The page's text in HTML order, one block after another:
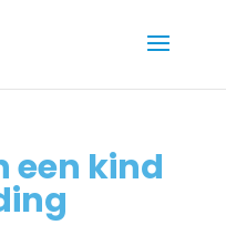
een kind